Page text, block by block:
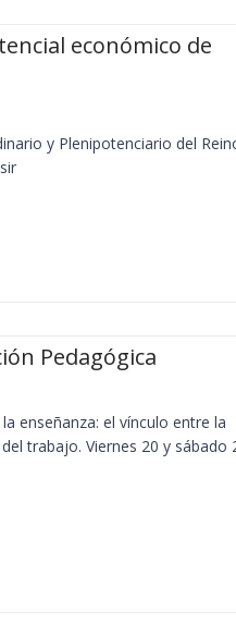
económico de
y Plenipotenciario del
Pedagógica
enseñanza: el vínculo entre la
trabajo. Viernes 20 y sábado